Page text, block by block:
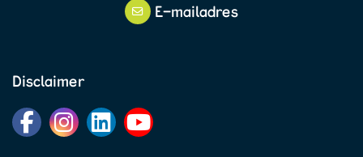
E-mailadres
Disclaimer